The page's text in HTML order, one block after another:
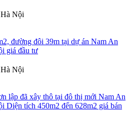
Nội
đường đôi 39m tại dự án Nam An
giá đầu tư
Nội
lập đã xây thô tại đô thị mới Nam An
tích 450m2 đến 628m2 giá bán